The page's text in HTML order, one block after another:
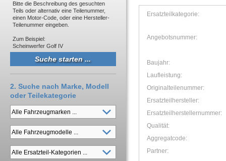
Ersatzteilkategorie:
Angebotsnummer:
Baujahr:
Laufleistung:
Originalteilenummer:
Ersatzteilhersteller:
Ersatzteilherstellernummer:
Qualität:
Aggregatcode:
Partner:
Bitte die Beschreibung des gesuchten
Teils oder alternativ eine Teilenummer,
einen Motor-Code, oder eine Hersteller-
Teilenummer eingeben.
Zum Beispiel:
Scheinwerfer Golf IV
2. Suche nach Marke, Modell
oder Teilekategorie